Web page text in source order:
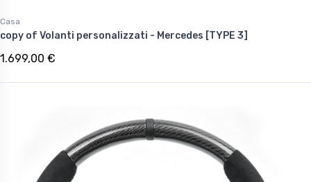
Casa
copy of Volanti personalizzati - Mercedes [TYPE 3]
1.699,00 €